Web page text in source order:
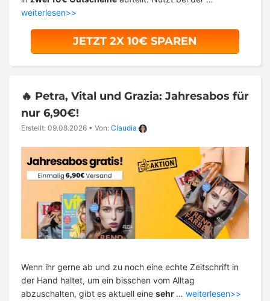
weiterlesen>>
JETZT 2X 10€ SPAREN
🔥 Petra, Vital und Grazia: Jahresabos für
nur 6,90€!
Erstellt: 09.08.2026 • Von: Claudia
Wenn ihr gerne ab und zu noch eine echte Zeitschrift in
der Hand haltet, um ein bisschen vom Alltag
abzuschalten, gibt es aktuell eine sehr … weiterlesen>>